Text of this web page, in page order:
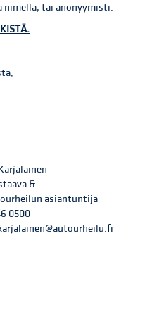
nimellä, tai anonyymisti.
&
asiantuntija
0500